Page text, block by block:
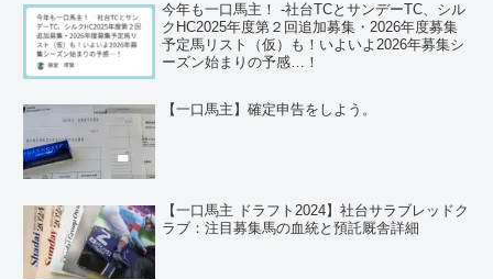
今年も一口馬主！ ‐社台TCとサンデーTC、シル
クHC2025年度第２回追加募集・2026年度募集
予定馬リスト（仮）も！いよいよ2026年募集シ
ーズン始まりの予感…！
【一口馬主】確定申告をしよう。
【一口馬主 ドラフト2024】社台サラブレッドク
ラブ：注目募集馬の血統と預託厩舎詳細